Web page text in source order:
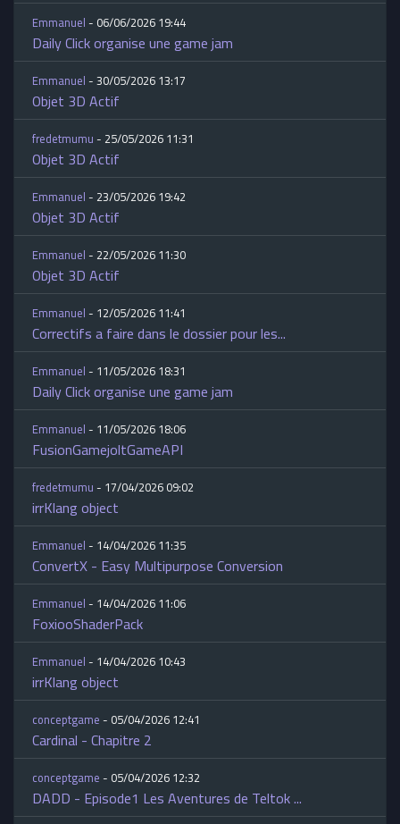
Emmanuel- 06/06/2026 19:44
Daily Click organise une game jam
Emmanuel- 30/05/2026 13:17
Objet 3D Actif
fredetmumu- 25/05/2026 11:31
Objet 3D Actif
Emmanuel- 23/05/2026 19:42
Objet 3D Actif
Emmanuel- 22/05/2026 11:30
Objet 3D Actif
Emmanuel- 12/05/2026 11:41
Correctifs a faire dans le dossier pour les...
Emmanuel- 11/05/2026 18:31
Daily Click organise une game jam
Emmanuel- 11/05/2026 18:06
FusionGamejoltGameAPI
fredetmumu- 17/04/2026 09:02
irrKlang object
Emmanuel- 14/04/2026 11:35
ConvertX - Easy Multipurpose Conversion
Emmanuel- 14/04/2026 11:06
FoxiooShaderPack
Emmanuel- 14/04/2026 10:43
irrKlang object
conceptgame- 05/04/2026 12:41
Cardinal - Chapitre 2
conceptgame- 05/04/2026 12:32
DADD - Episode1 Les Aventures de Teltok ...